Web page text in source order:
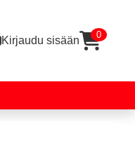
Kirjaudu sisään 0